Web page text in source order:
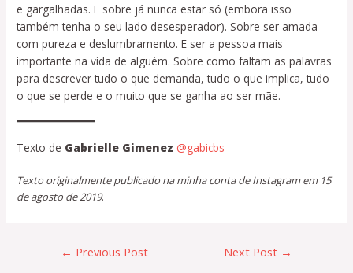
e gargalhadas. E sobre já nunca estar só (embora isso
também tenha o seu lado desesperador). Sobre ser amada
com pureza e deslumbramento. E ser a pessoa mais
importante na vida de alguém. Sobre como faltam as palavras
para descrever tudo o que demanda, tudo o que implica, tudo
o que se perde e o muito que se ganha ao ser mãe.
Texto de Gabrielle Gimenez @gabicbs
Texto originalmente publicado na minha conta de Instagram em 15
de agosto de 2019.
← Previous Post Next Post →